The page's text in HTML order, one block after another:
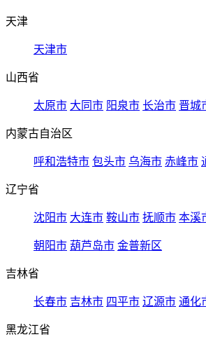
天津
天津市
山西省
太原市 大同市 阳泉市 长治市 晋城
内蒙古自治区
呼和浩特市 包头市 乌海市 赤峰市
辽宁省
沈阳市 大连市 鞍山市 抚顺市 本溪
朝阳市 葫芦岛市 金普新区
吉林省
长春市 吉林市 四平市 辽源市 通化
黑龙江省